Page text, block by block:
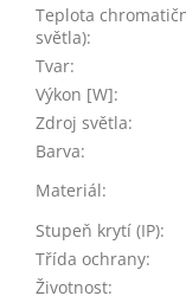
Teplota
světla):
Tvar:
Výkon [W]:
Zdroj světla:
Barva:
Materiál:
Stupeň krytí (IP):
Třída ochrany:
Životnost: